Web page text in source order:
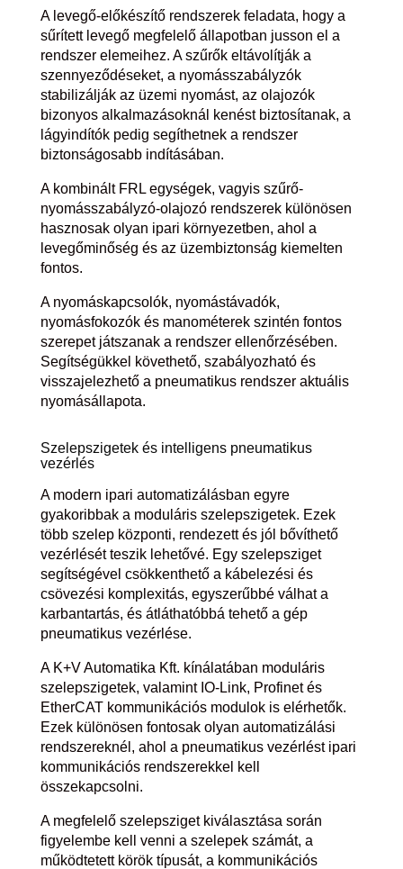
A levegő-előkészítő rendszerek feladata, hogy a
sűrített levegő megfelelő állapotban jusson el a
rendszer elemeihez. A szűrők eltávolítják a
szennyeződéseket, a nyomásszabályzók
stabilizálják az üzemi nyomást, az olajozók
bizonyos alkalmazásoknál kenést biztosítanak, a
lágyindítók pedig segíthetnek a rendszer
biztonságosabb indításában.
A kombinált FRL egységek, vagyis szűrő-
nyomásszabályzó-olajozó rendszerek különösen
hasznosak olyan ipari környezetben, ahol a
levegőminőség és az üzembiztonság kiemelten
fontos.
A nyomáskapcsolók, nyomástávadók,
nyomásfokozók és manométerek szintén fontos
szerepet játszanak a rendszer ellenőrzésében.
Segítségükkel követhető, szabályozható és
visszajelezhető a pneumatikus rendszer aktuális
nyomásállapota.
Szelepszigetek és intelligens pneumatikus
vezérlés
A modern ipari automatizálásban egyre
gyakoribbak a moduláris szelepszigetek. Ezek
több szelep központi, rendezett és jól bővíthető
vezérlését teszik lehetővé. Egy szelepsziget
segítségével csökkenthető a kábelezési és
csövezési komplexitás, egyszerűbbé válhat a
karbantartás, és átláthatóbbá tehető a gép
pneumatikus vezérlése.
A K+V Automatika Kft. kínálatában moduláris
szelepszigetek, valamint IO-Link, Profinet és
EtherCAT kommunikációs modulok is elérhetők.
Ezek különösen fontosak olyan automatizálási
rendszereknél, ahol a pneumatikus vezérlést ipari
kommunikációs rendszerekkel kell
összekapcsolni.
A megfelelő szelepsziget kiválasztása során
figyelembe kell venni a szelepek számát, a
működtetett körök típusát, a kommunikációs